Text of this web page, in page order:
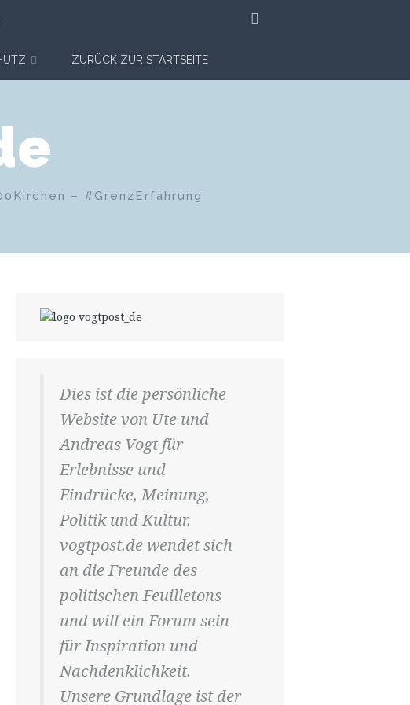
ZURÜCK ZUR STARTSEITE
– #GrenzErfahrung
Dies ist die persönliche
Website von Ute und
Andreas Vogt für
Erlebnisse und
Eindrücke, Meinung,
Politik und Kultur.
vogtpost.de wendet sich
an die Freunde des
politischen Feuilletons
und will ein Forum sein
für Inspiration und
Nachdenklichkeit.
Unsere Grundlage ist der